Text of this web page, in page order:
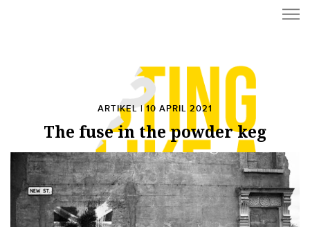
ARTIKEL | 10 APRIL 2021
The fuse in the powder keg